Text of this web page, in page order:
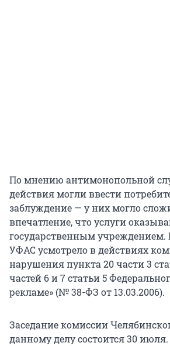
По мнению антимонопольной
действия могли ввести
заблуждение — у них могло
впечатление, что услуги
государственным учреждением.
УФАС усмотрело в действиях
нарушения пункта 20 части 3
частей 6 и 7 статьи 5
рекламе» (№ 38-ФЗ от 13.03.2006).
Заседание комиссии
данному делу состоится 30 июля.